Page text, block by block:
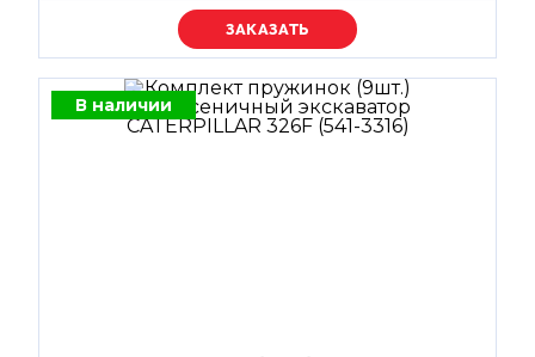
Уточняйте цену
В наличии